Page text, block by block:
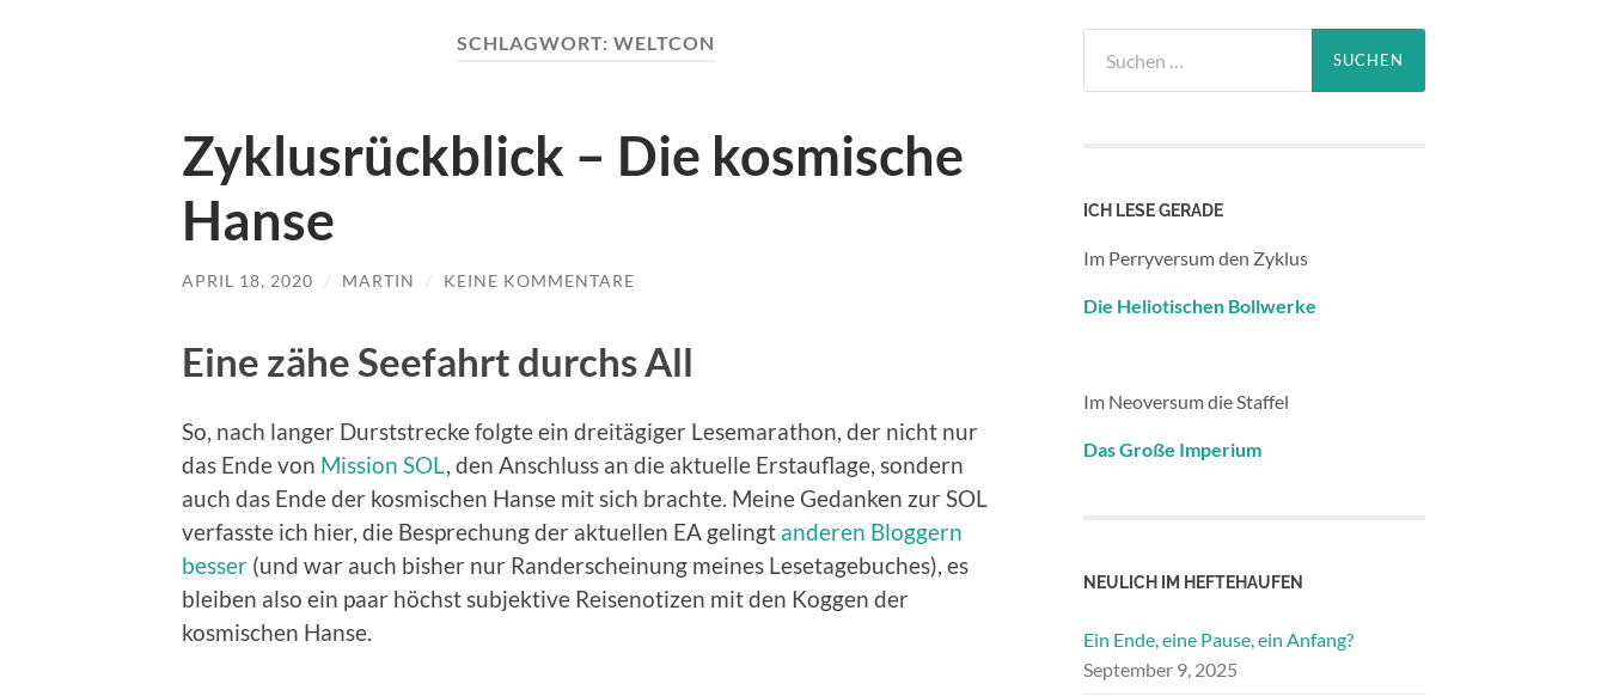
SCHLAGWORT: WELTCON
Zyklusrückblick – Die kosmische
Hanse
APRIL 18, 2020 / MARTIN / KEINE KOMMENTARE
Eine zähe Seefahrt durchs All
So, nach langer Durststrecke folgte ein dreitägiger Lesemarathon, der nicht nur
das Ende von Mission SOL, den Anschluss an die aktuelle Erstauflage, sondern
auch das Ende der kosmischen Hanse mit sich brachte. Meine Gedanken zur SOL
verfasste ich hier, die Besprechung der aktuellen EA gelingt anderen Bloggern
besser (und war auch bisher nur Randerscheinung meines Lesetagebuches), es
bleiben also ein paar höchst subjektive Reisenotizen mit den Koggen der
kosmischen Hanse.
nach:
ICH LESE GERADE
Im Perryversum den Zyklus
Die Heliotischen Bollwerke
Im Neoversum die Staffel
Das Große Imperium
NEULICH IM HEFTEHAUFEN
Ein Ende, eine Pause, ein Anfang?
September 9, 2025